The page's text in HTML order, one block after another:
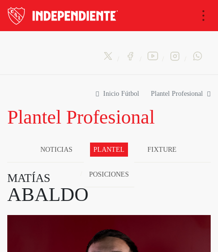
Plantel Profesional
Inicio Fútbol
Plantel Profesional
NOTICIAS PLANTEL FIXTURE
POSICIONES
MATÍAS
ABALDO